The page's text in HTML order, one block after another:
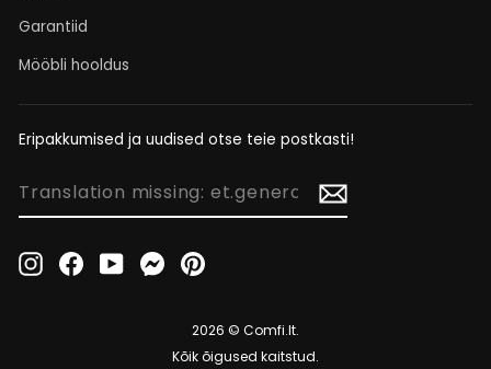
Garantiid
Mööbli hooldus
Eripakkumised ja uudised otse teie postkasti!
TRANSLATION
InstagramFacebookYouTubeMessenger
2026 © Comfi.lt.
Kõik õigused kaitstud.